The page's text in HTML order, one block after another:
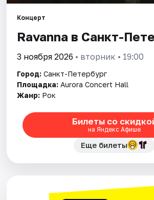
Артисты
Рейтинги
Концерт
Ravanna в Санкт-
3 ноября 2026 • вторник • 19:00
Город: Санкт-Петербург
Площадка: Aurora Concert Hall
Жанр: Рок
Билеты со
на Яндекс Афише
Еще билеты